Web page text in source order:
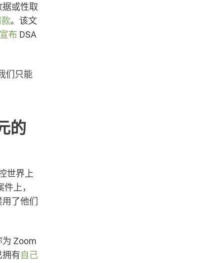
或性取
。该文
布 DSA
们只能
的
世界上
上，
了他们
Zoom
拥有自己